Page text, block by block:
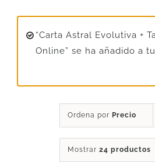
SERVICIOS
PRODUCTOS
“Carta Astral Evolutiva +
Online” se ha añadido a
Ordena por Precio
Mostrar 24 productos